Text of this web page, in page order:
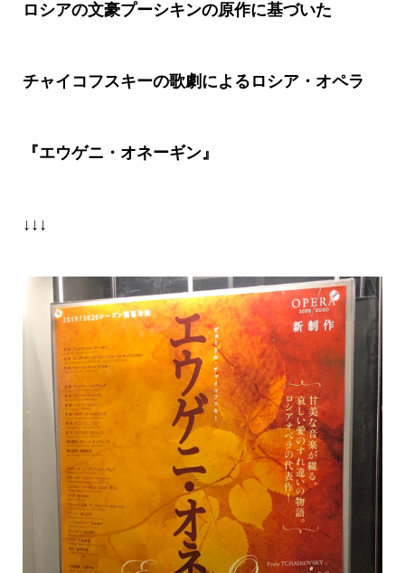
ロシアの文豪プーシキンの原作に基づいた
チャイコフスキーの歌劇によるロシア・オペラ
『エウゲニ・オネーギン』
↓↓↓